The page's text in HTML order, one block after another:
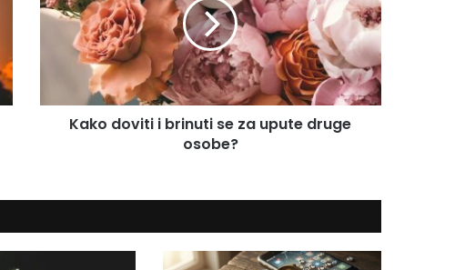
o
t
i
u
Kako doviti i brinuti se za upute druge
osobe?